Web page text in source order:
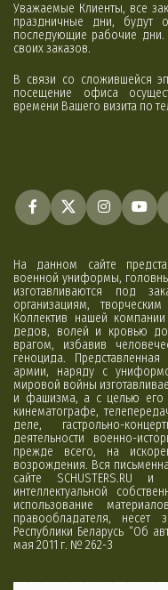
Уважаемые Клиенты, все
праздничные дни, будут
последующие рабочие дни.
своих заказов.
В связи со сложившейся
посещение офиса
времени Вашего визита по
На данном сайте
военной униформы,
изготавливаются под
организациям,
Коллектив нашей
дедов, волей и кровью
врагом, избавив
геноцида.
армии, наряду с
мировой войны
и фашизма, а с целью его
кинематографе,
деле, гастрольно-
деятельности военно-
прежде всего, на
возрождения. Вся
сайте SCHUSTERS.RU
интеллектуальной
использование
правообладателя, несет
Республики Беларусь “Об
мая 2011 г. № 262-З